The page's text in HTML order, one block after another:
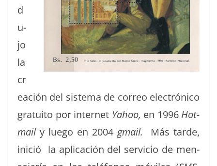
d
u­
jo
la
cr
eación del sis­tema de correo elec­tróni­co
gra­tu­ito por inter­net Yahoo, en 1996 Hot­
maily luego en 2004 gmail. Más tarde,
ini­ció la apli­cación del ser­vi­cio de men­